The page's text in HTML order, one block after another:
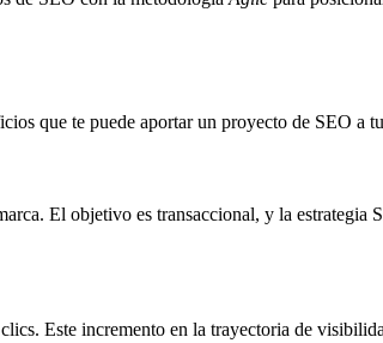
que te puede aportar un proyecto de SEO a
El objetivo es transaccional, y la
Este incremento en la trayectoria de